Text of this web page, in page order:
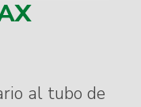
al tubo de